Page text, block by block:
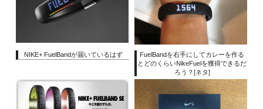
NIKE+ FuelBandが届いているはず
FuelBandを右手にしてカレーを作る
とどのくらいNikeFuelを獲得できるだ
ろう？[ネタ]